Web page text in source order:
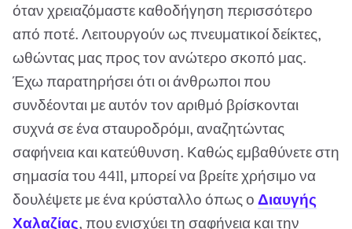
όταν χρειαζόμαστε καθοδήγηση περισσότερο
από ποτέ. Λειτουργούν ως πνευματικοί δείκτες,
ωθώντας μας προς τον ανώτερο σκοπό μας.
Έχω παρατηρήσει ότι οι άνθρωποι που
συνδέονται με αυτόν τον αριθμό βρίσκονται
συχνά σε ένα σταυροδρόμι, αναζητώντας
σαφήνεια και κατεύθυνση. Καθώς εμβαθύνετε στη
σημασία του 4411, μπορεί να βρείτε χρήσιμο να
δουλέψετε με ένα κρύσταλλο όπως ο Διαυγής
Χαλαζίας, που ενισχύει τη σαφήνεια και την